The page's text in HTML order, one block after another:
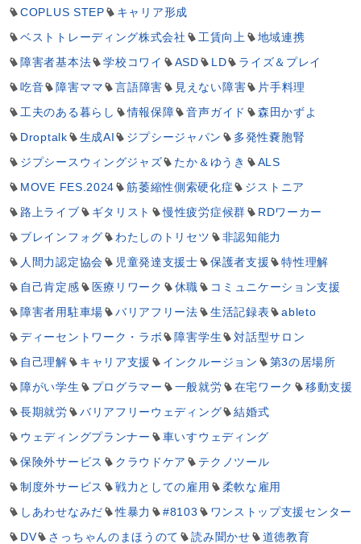
COPLUS STEP
キャリア形成
ベストトレーディング株式会社
工賃向上
地域連携
障害者基本法
学校コワイ ASD LD
ライズ＆プレイ
吃音
障害ママ 言語障害 見えない障害
片手料理
工夫のある暮らし
情報保障 音声ガイド
森田かずよ
Droptalk
生成AI ジプシージャパン
多発性嚢胞腎
ジプシースウィングジャズ
たか＆ゆうき
ALS
MOVE FES.2024
筋萎縮性側索硬化症
ジストニア
路上ライブ
ギタリスト 慢性疲労症候群
RDワーカー
ブレインフォグ
わたしのトリセツ
非認知能力
人間力認定協会
児童発達支援士 保護者支援
特性理解
自己肯定感
医療リワーク 休職
コミュニケーション支援
障害者用駐車場
バリアフリー法 生活記録表
ableto
ディーセントワーク・ラボ
障害学生
対話型サロン
自己理解
キャリア支援 インクルージョン
第3の居場所
障がい学生
プログラマー 一般就労 在宅ワーク
移動支援
長期就労
バリアフリーウェディング
結婚式
ウェディングプランナー
車いすウェディング
保険外サービス
クラウドケア
テクノツール
制度外サービス
戦力としての雇用
柔軟な雇用
しあわせなみだ
性暴力 #8103
ワンストップ支援センター
DV
さっちゃんのまほうのて 読み聞かせ
道徳教育